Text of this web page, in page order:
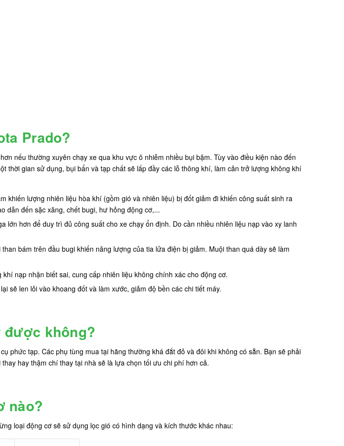
Prado?
nếu thường xuyên chạy xe qua khu vực ô nhiễm nhiều bụi bặm. Tùy vào điều kiện nào đến
thời gian sử dụng, bụi bẩn và tạp chất sẽ lấp đầy các lỗ thông khí, làm cản trở lượng không khí
khiến lượng nhiên liệu hòa khí (gồm gió và nhiên liệu) bị đốt giảm đi khiến công suất sinh ra
dẫn đến sặc xăng, chết bugi, hư hỏng động cơ,...
lớn hơn để duy trì đủ công suất cho xe chạy ổn định. Do cần nhiều nhiên liệu nạp vào xy lanh
bám trên đầu bugi khiến năng lượng của tia lửa điện bị giảm. Muội than quá dày sẽ làm
nạp nhận biết sai, cung cấp nhiên liệu không chính xác cho động cơ.
sẽ len lỏi vào khoang đốt và làm xước, giảm độ bền các chi tiết máy.
được không?
phức tạp. Các phụ tùng mua tại hãng thường khá đắt đỏ và đôi khi không có sẵn. Bạn sẽ phải
hay thậm chí thay tại nhà sẽ là lựa chọn tối ưu chi phí hơn cả.
nào?
loại động cơ sẽ sử dụng lọc gió có hình dạng và kích thước khác nhau: